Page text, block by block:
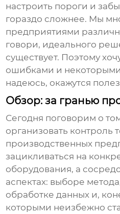
настроить пороги и
гораздо сложнее. Мы
предприятиями
говори, идеального
существует. Поэтому
ошибками и
надеюсь, окажутся
Обзор: за гранью
Сегодня поговорим о
организовать контроль
производственных
зацикливаться на
оборудования, а
аспектах: выборе
обработке данных и,
которыми неизбежно